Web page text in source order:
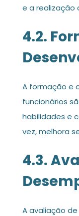
e a realização
4.2.
A formação e
funcionários
habilidades e
vez, melhora
4.3.
A avaliação